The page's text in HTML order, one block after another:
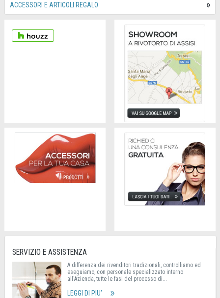
ACCESSORI E ARTICOLI REGALO
SERVIZIO E ASSISTENZA
A differenza dei rivenditori tradizionali, controlliamo ed
eseguiamo, con personale specializzato interno
all'Azienda, tutte le fasi del processo di...
LEGGI DI PIU’